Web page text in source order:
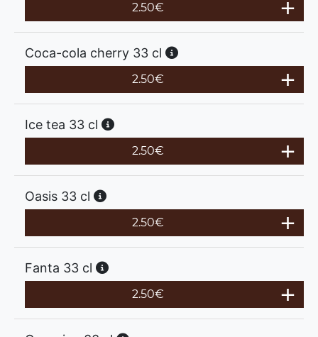
2.50€
Coca-cola cherry 33 cl
2.50€
Ice tea 33 cl
2.50€
Oasis 33 cl
2.50€
Fanta 33 cl
2.50€